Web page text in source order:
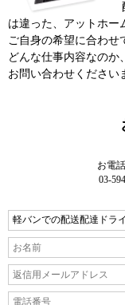
は違った、アットホー
ご自身の希望に合わせ
どんな仕事内容なのか
お問い合わせください
お電
03-